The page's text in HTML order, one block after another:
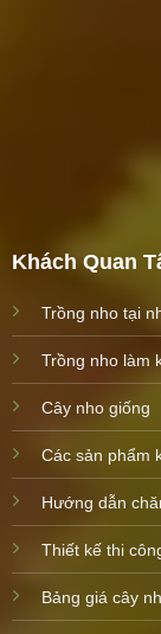
Khách Quan
Trồng nho tại
Trồng nho làm
Cây nho giống
Các sản phẩm
Hướng dẫn
Thiết kế thi
Bảng giá cây